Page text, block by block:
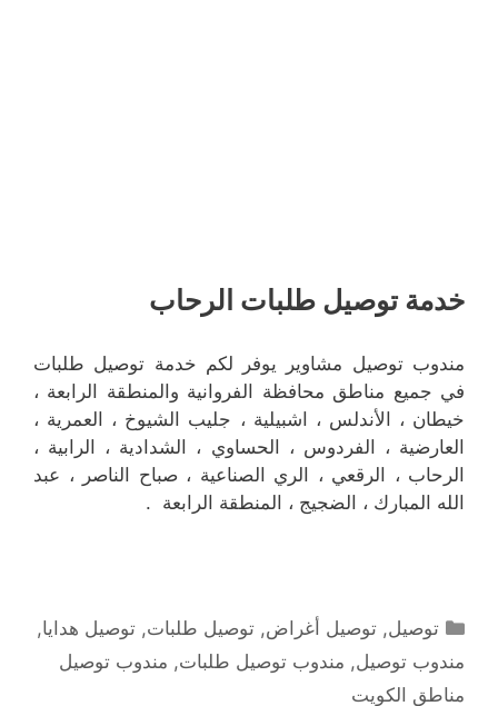
خدمة توصيل طلبات الرحاب
مندوب توصيل مشاوير يوفر لكم خدمة توصيل طلبات
في جميع مناطق محافظة الفروانية والمنطقة الرابعة ،
خيطان ، الأندلس ، اشبيلية ، جليب الشيوخ ، العمرية ،
العارضية ، الفردوس ، الحساوي ، الشدادية ، الرابية ،
الرحاب ، الرقعي ، الري الصناعية ، صباح الناصر ، عبد
الله المبارك ، الضجيج ، المنطقة الرابعة .
التصنيفات
توصيل,توصيل أغراض,توصيل طلبات,توصيل هدايا,
مندوب توصيل, مندوب توصيل طلبات, مندوب توصيل
مناطق الكويت